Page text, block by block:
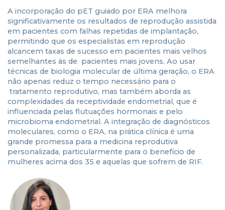
A incorporação do pET guiado por ERA melhora
significativamente os resultados de reprodução assistida
em pacientes com falhas repetidas de implantação,
permitindo que os especialistas em reprodução
alcancem taxas de sucesso em pacientes mais velhos
semelhantes às de pacientes mais jovens. Ao usar
técnicas de biologia molecular de última geração, o ERA
não apenas reduz o tempo necessário para o
tratamento reprodutivo, mas também aborda as
complexidades da receptividade endometrial, que é
influenciada pelas flutuações hormonais e pelo
microbioma endometrial. A integração de diagnósticos
moleculares, como o ERA, na prática clínica é uma
grande promessa para a medicina reprodutiva
personalizada, particularmente para o benefício de
mulheres acima dos 35 e aquelas que sofrem de RIF.